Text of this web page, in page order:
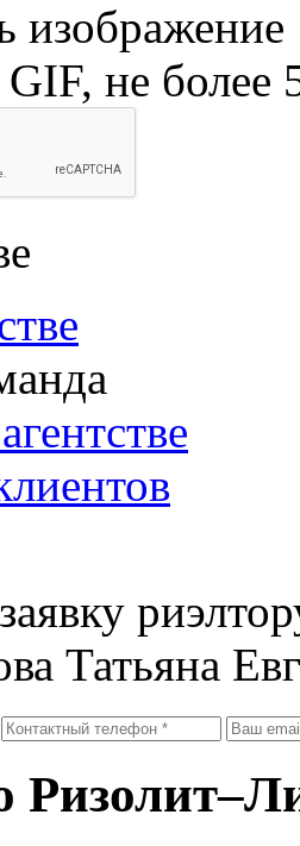
изображение
GIF, не
Татьяна